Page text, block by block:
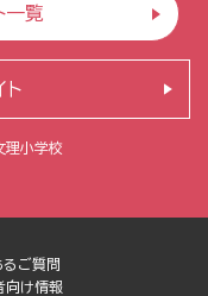
一覧
理小学校
ト
るご質問
向け情報